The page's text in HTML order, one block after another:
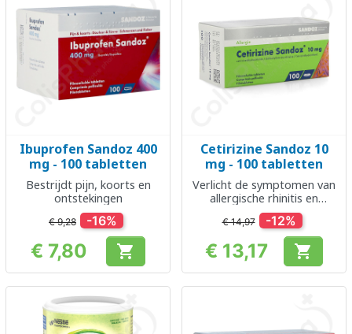
Ibuprofen Sandoz 400
mg - 100 tabletten
Bestrijdt pijn, koorts en
ontstekingen
€ 9,28 -16%
Prijs
€ 7,80 
Cetirizine Sandoz 10
mg - 100 tabletten
Verlicht de symptomen van
allergische rhinitis en
urticaria
€ 14,97 -12%
Prijs
€ 13,17 